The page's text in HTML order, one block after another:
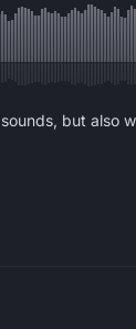
but also